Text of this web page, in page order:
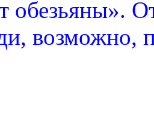
обезьяны».
возможно,